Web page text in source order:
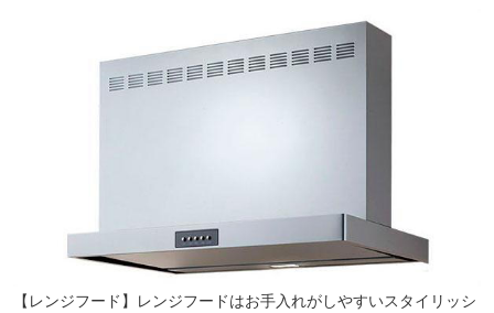
【レンジフード】レンジフードはお手入れがしやすいスタイリッシ